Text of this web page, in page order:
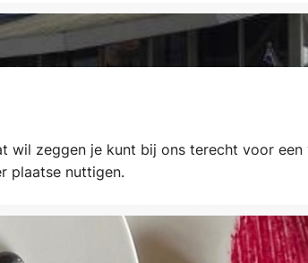
wil zeggen je kunt bij ons terecht voor
plaatse nuttigen.